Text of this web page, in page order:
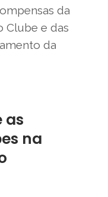
da
Clube e das
da
as
na